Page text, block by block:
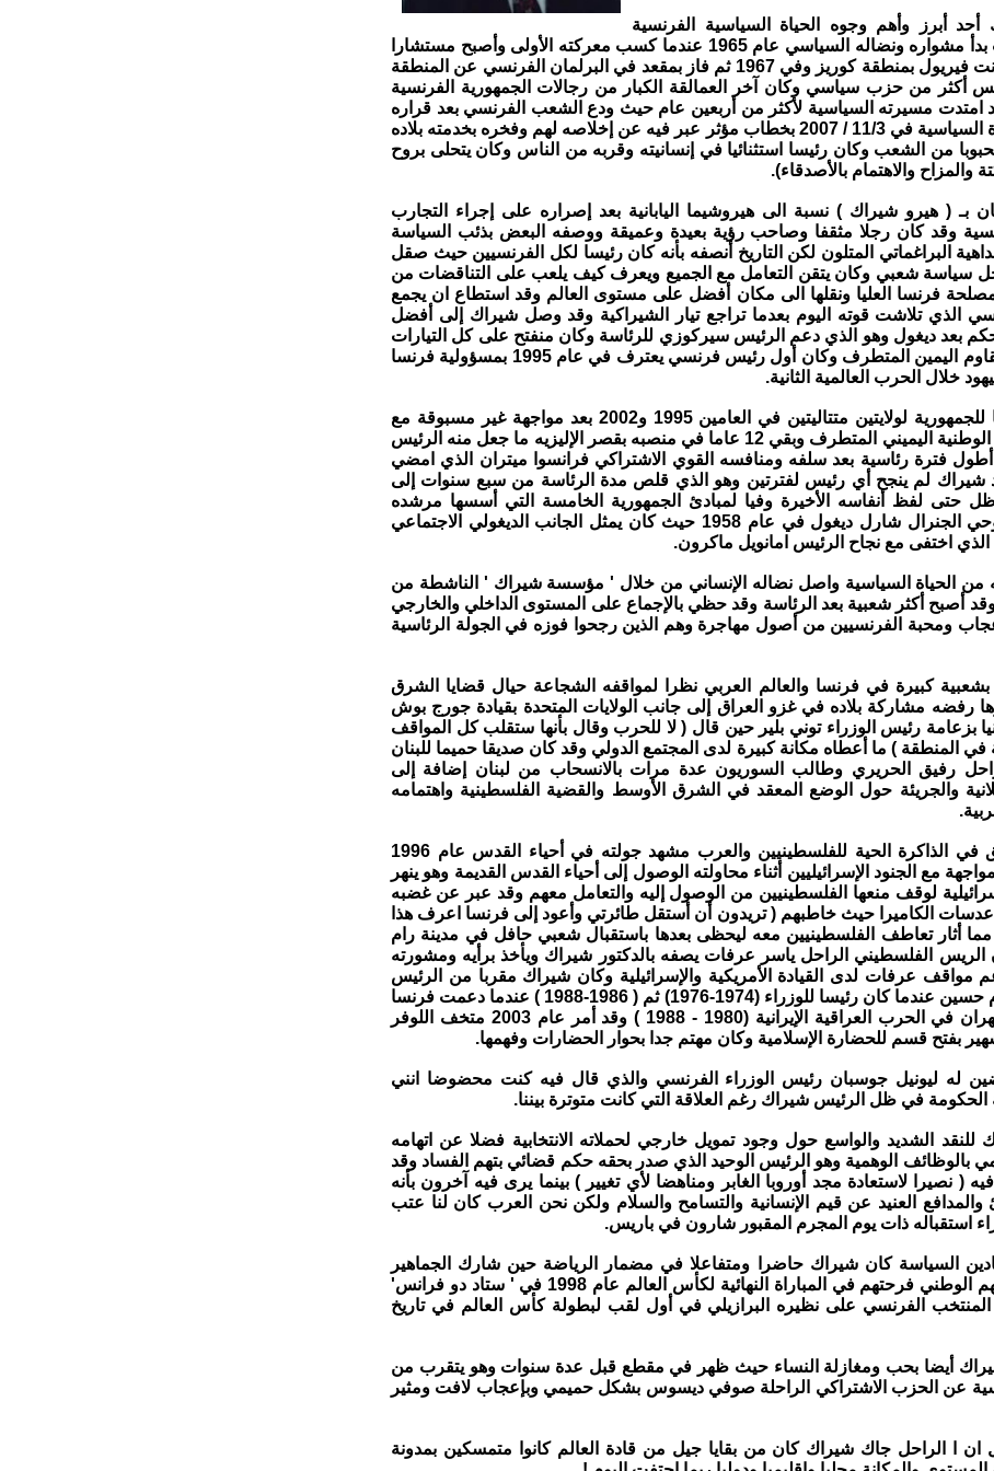
أحد أبرز وأهم وجوه الحياة السياسية الفرنسية
الحديثة حيث بدأ مشواره ونضاله السياسي عام 1965 عندما كسب معركته الأولى وأصبح مستشارا
في بلدية سانت فيريول بمنطقة كوريز وفي 1967 ثم فاز بمقعد في البرلمان الفرنسي عن المنطقة
أكثر من حزب سياسي وكان آخر العمالقة الكبار من رجالات الجمهورية الفرنسية
امتدت مسيرته السياسية لأكثر من أربعين عام حيث ودع الشعب الفرنسي بعد قراره
اعتزال الحياة السياسية في 11/3 / 2007 بخطاب مؤثر عبر فيه عن إخلاصه لهم وفخره بخدمته بلاده
من الشعب وكان رئيسا استثنائيا في إنسانيته وقربه من الناس وكان يتحلى بروح
والمزاح والاهتمام بالأصدقاء).
بـ ( هيرو شيراك ) نسبة الى هيروشيما اليابانية بعد إصراره على إجراء التجارب
وقد كان رجلا مثقفا وصاحب رؤية بعيدة وعميقة ووصفه البعض بذئب السياسة
البراغماتي المتلون لكن التاريخ أنصفه بأنه كان رئيسا لكل الفرنسيين حيث صقل
سياسة شعبي وكان يتقن التعامل مع الجميع ويعرف كيف يلعب على التناقضات من
فرنسا العليا ونقلها الى مكان أفضل على مستوى العالم وقد استطاع ان يجمع
الذي تلاشت قوته اليوم بعدما تراجع تيار الشيراكية وقد وصل شيراك إلى أفضل
بعد ديغول وهو الذي دعم الرئيس سيركوزي للرئاسة وكان منفتح على كل التيارات
السياسية ويقاوم اليمين المتطرف وكان أول رئيس فرنسي يعترف في عام 1995 بمسؤولية فرنسا
خلال الحرب العالمية الثانية.
انتخب رئيسا للجمهورية لولايتين متتاليتين في العامين 1995 و2002 بعد مواجهة غير مسبوقة مع
حزب الجبهة الوطنية اليميني المتطرف وبقي 12 عاما في منصبه بقصر الإليزيه ما جعل منه الرئيس
فترة رئاسية بعد سلفه ومنافسه القوي الاشتراكي فرانسوا ميتران الذي امضي
شيراك لم ينجح أي رئيس لفترتين وهو الذي قلص مدة الرئاسة من سبع سنوات إلى
لفظ أنفاسه الأخيرة وفيا لمبادئ الجمهورية الخامسة التي أسسها مرشده
وزعيمه الروحي الجنرال شارل ديغول في عام 1958 حيث كان يمثل الجانب الديغولي الاجتماعي
اختفى مع نجاح الرئيس امانويل ماكرون.
من الحياة السياسية واصل نضاله الإنساني من خلال ' مؤسسة شيراك ' الناشطة من
أصبح أكثر شعبية بعد الرئاسة وقد حظي بالإجماع على المستوى الداخلي والخارجي
ومحبة الفرنسيين من أصول مهاجرة وهم الذين رجحوا فوزه في الجولة الرئاسية
كبيرة في فرنسا والعالم العربي نظرا لمواقفه الشجاعة حيال قضايا الشرق
رفضه مشاركة بلاده في غزو العراق إلى جانب الولايات المتحدة بقيادة جورج بوش
بزعامة رئيس الوزراء توني بلير حين قال ( لا للحرب وقال بأنها ستقلب كل المواقف
في المنطقة ) ما أعطاه مكانة كبيرة لدى المجتمع الدولي وقد كان صديقا حميما للبنان
رفيق الحريري وطالب السوريون عدة مرات بالانسحاب من لبنان إضافة إلى
والجريئة حول الوضع المعقد في الشرق الأوسط والقضية الفلسطينية واهتمامه
ولا زال عالق في الذاكرة الحية للفلسطينيين والعرب مشهد جولته في أحياء القدس عام 1996
مع الجنود الإسرائيليين أثناء محاولته الوصول إلى أحياء القدس القديمة وهو ينهر
لوقف منعها الفلسطينيين من الوصول إليه والتعامل معهم وقد عبر عن غضبه
عدسات الكاميرا حيث خاطبهم ( تريدون أن أستقل طائرتي وأعود إلى فرنسا اعرف هذا
مما أثار تعاطف الفلسطينيين معه ليحظى بعدها باستقبال شعبي حافل في مدينة رام
الريس الفلسطيني الراحل ياسر عرفات يصفه بالدكتور شيراك ويأخذ برأيه ومشورته
مواقف عرفات لدى القيادة الأمريكية والإسرائيلية وكان شيراك مقربا من الرئيس
الراحل صدام حسين عندما كان رئيسا للوزراء (1974-1976) ثم ( 1986-1988 ) عندما دعمت فرنسا
بغداد ضد طهران في الحرب العراقية الإيرانية (1980 - 1988 ) وقد أمر عام 2003 متخف اللوفر
بفتح قسم للحضارة الإسلامية وكان مهتم جدا بحوار الحضارات وفهمها.
له ليونيل جوسبان رئيس الوزراء الفرنسي والذي قال فيه كنت محضوضا انني
الحكومة في ظل الرئيس شيراك رغم العلاقة التي كانت متوترة بيننا.
الشديد والواسع حول وجود تمويل خارجي لحملاته الانتخابية فضلا عن اتهامه
بالوظائف الوهمية وهو الرئيس الوحيد الذي صدر بحقه حكم قضائي بتهم الفساد وقد
( نصيرا لاستعادة مجد أوروبا الغابر ومناهضا لأي تغيير ) بينما يرى فيه آخرون بأنه
والمدافع العنيد عن قيم الإنسانية والتسامح والسلام ولكن نحن العرب كان لنا عتب
استقباله ذات يوم المجرم المقبور شارون في باريس.
السياسة كان شيراك حاضرا ومتفاعلا في مضمار الرياضة حين شارك الجماهير
تشجيع فريقهم الوطني فرحتهم في المباراة النهائية لكأس العالم عام 1998 في ' ستاد دو فرانس'
المنتخب الفرنسي على نظيره البرازيلي في أول لقب لبطولة كأس العالم في تاريخ
أيضا بحب ومغازلة النساء حيث ظهر في مقطع قبل عدة سنوات وهو يتقرب من
عن الحزب الاشتراكي الراحلة صوفي ديسوس بشكل حميمي وبإعجاب لافت ومثير
ان ا الراحل جاك شيراك كان من بقايا جيل من قادة العالم كانوا متمسكين بمدونة